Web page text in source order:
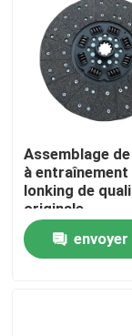
Contrôle de la
Contact
nouvelles
Demande de
Pièces de
Assemblage
à entraînement
lonking de
originale
60980000973
chargeur àenvoyer